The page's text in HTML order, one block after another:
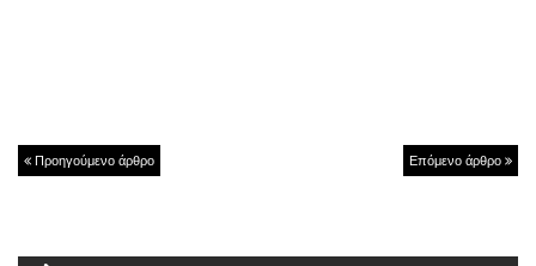
Προηγούμενο άρθρο Επόμενο άρθρο